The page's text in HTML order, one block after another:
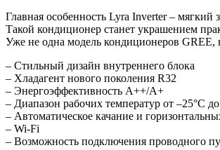
Главная особенность Lyra Inverter –
Такой кондиционер станет украшением
Уже не одна модель кондиционеров GREE,
– Стильный дизайн внутреннего блока
– Хладагент нового поколения R32
– Энергоэффективность А++/А+
– Диапазон рабочих температур от –25°С
– Автоматическое качание и
– Wi-Fi
– Возможность подключения проводного